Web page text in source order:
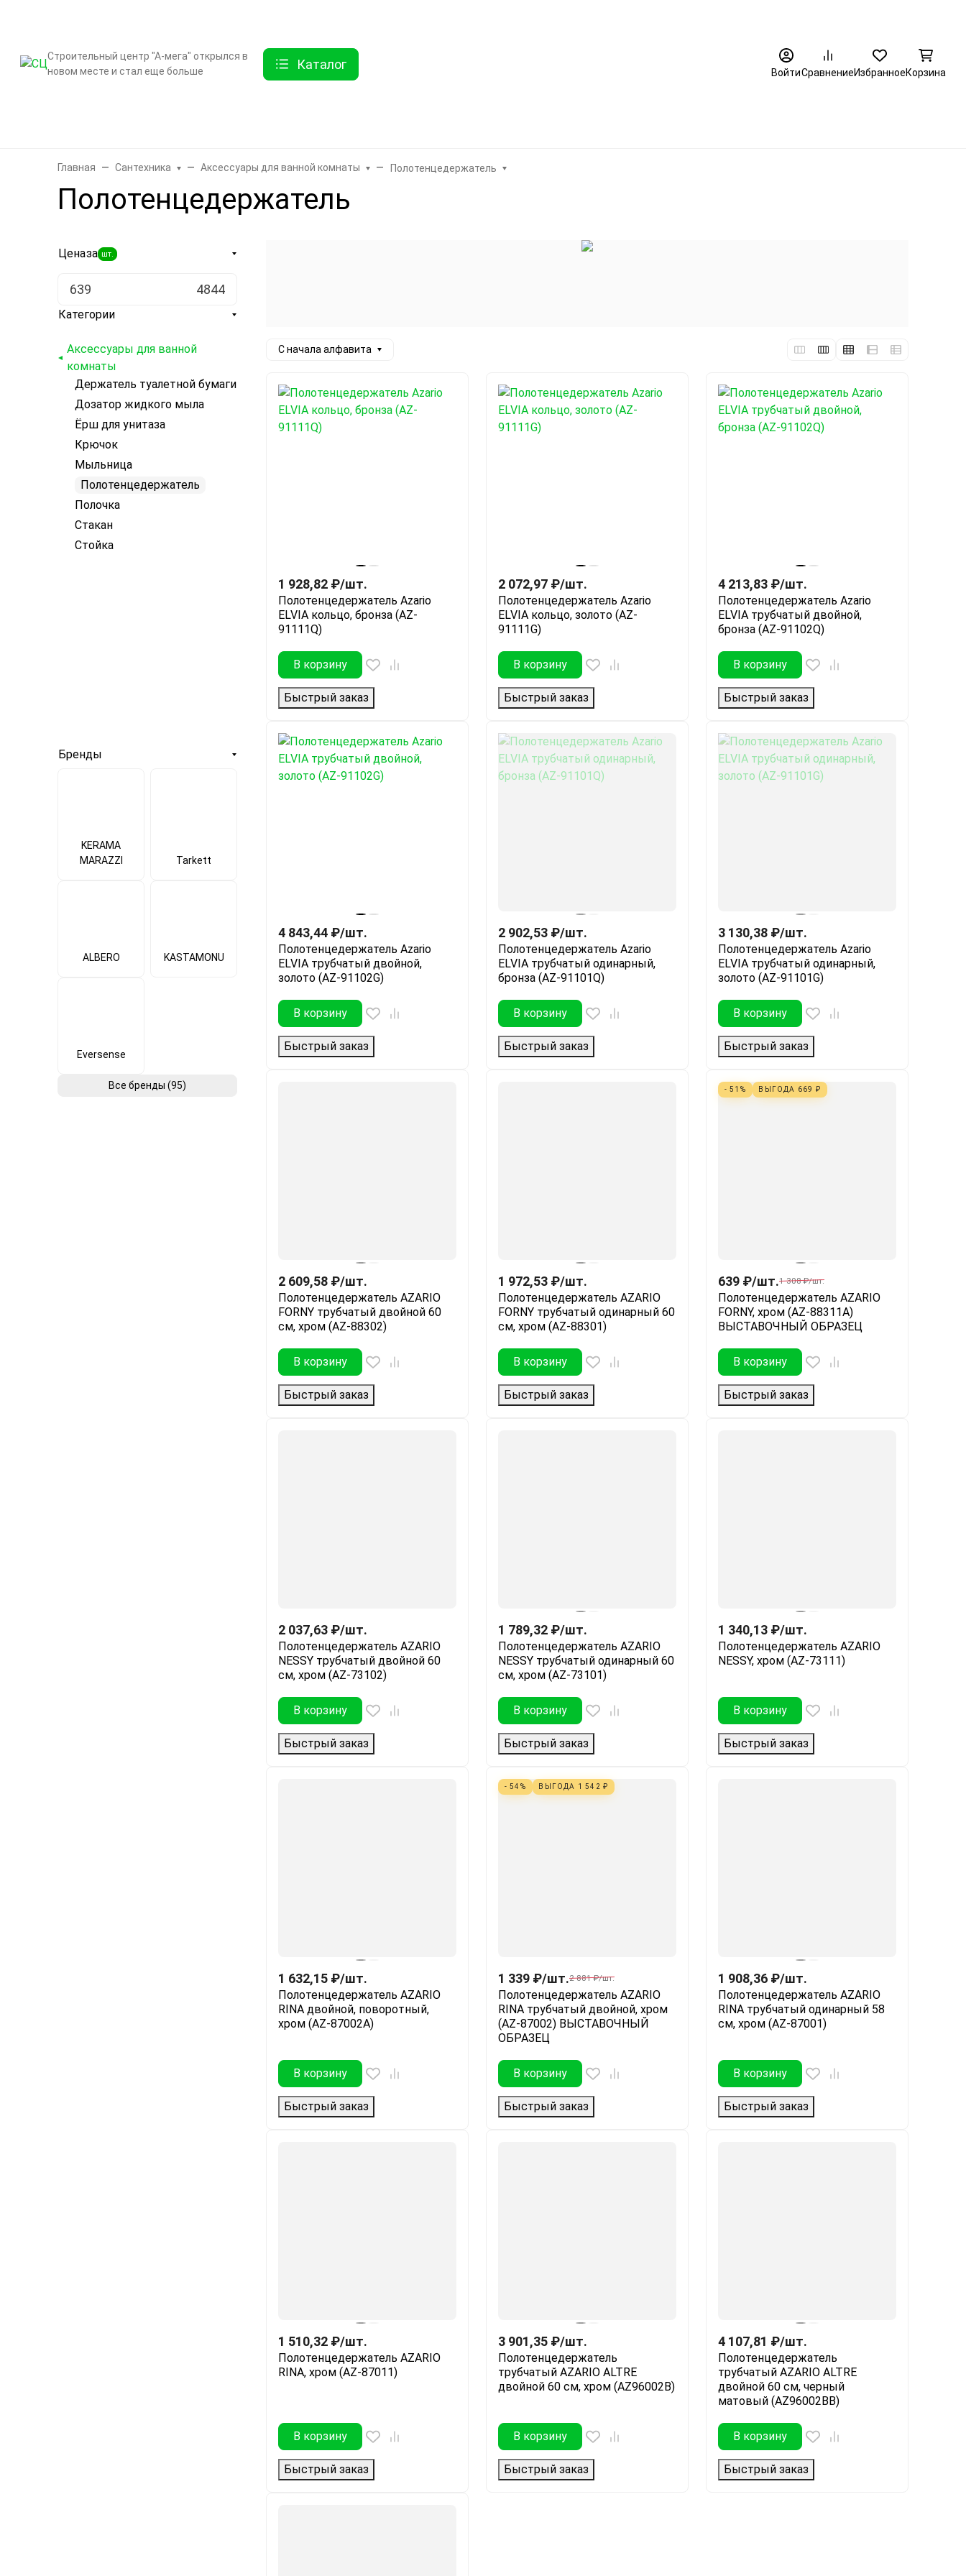
Строительный центр "А-мега" открылся в
новом месте и стал еще больше
Каталог
ВойтиСравнениеИзбранноеКорзина
Главная Сантехника Аксессуары для ванной комнаты Полотенцедержатель
Полотенцедержатель
Ценаза шт.
Категории
Аксессуары для ванной
комнаты
Держатель туалетной бумаги
Дозатор жидкого мыла
Ёрш для унитаза
Крючок
Мыльница
Полотенцедержатель
Полочка
Стакан
Стойка
Бренды
KERAMA
MARAZZI
Tarkett
ALBERO KASTAMONU
Eversense
Все бренды (95)
С начала алфавита
1 928,82 ₽/шт.
Полотенцедержатель Azario
ELVIA кольцо, бронза (AZ-
91111Q)
В корзину
Быстрый заказ
2 072,97 ₽/шт.
Полотенцедержатель Azario
ELVIA кольцо, золото (AZ-
91111G)
В корзину
Быстрый заказ
4 213,83 ₽/шт.
Полотенцедержатель Azario
ELVIA трубчатый двойной,
бронза (AZ-91102Q)
В корзину
Быстрый заказ
4 843,44 ₽/шт.
Полотенцедержатель Azario
ELVIA трубчатый двойной,
золото (AZ-91102G)
В корзину
Быстрый заказ
2 902,53 ₽/шт.
Полотенцедержатель Azario
ELVIA трубчатый одинарный,
бронза (AZ-91101Q)
В корзину
Быстрый заказ
3 130,38 ₽/шт.
Полотенцедержатель Azario
ELVIA трубчатый одинарный,
золото (AZ-91101G)
В корзину
Быстрый заказ
2 609,58 ₽/шт.
Полотенцедержатель AZARIO
FORNY трубчатый двойной 60
см, хром (AZ-88302)
В корзину
Быстрый заказ
1 972,53 ₽/шт.
Полотенцедержатель AZARIO
FORNY трубчатый одинарный 60
см, хром (AZ-88301)
В корзину
Быстрый заказ
- 51% ВЫГОДА 669 ₽
639 ₽/шт.1 308 ₽/шт.
Полотенцедержатель AZARIO
FORNY, хром (AZ-88311A)
ВЫСТАВОЧНЫЙ ОБРАЗЕЦ
В корзину
Быстрый заказ
2 037,63 ₽/шт.
Полотенцедержатель AZARIO
NESSY трубчатый двойной 60
см, хром (AZ-73102)
В корзину
Быстрый заказ
1 789,32 ₽/шт.
Полотенцедержатель AZARIO
NESSY трубчатый одинарный 60
см, хром (AZ-73101)
В корзину
Быстрый заказ
1 340,13 ₽/шт.
Полотенцедержатель AZARIO
NESSY, хром (AZ-73111)
В корзину
Быстрый заказ
1 632,15 ₽/шт.
Полотенцедержатель AZARIO
RINA двойной, поворотный,
хром (AZ-87002A)
В корзину
Быстрый заказ
- 54% ВЫГОДА 1 542 ₽
1 339 ₽/шт.2 881 ₽/шт.
Полотенцедержатель AZARIO
RINA трубчатый двойной, хром
(AZ-87002) ВЫСТАВОЧНЫЙ
ОБРАЗЕЦ
В корзину
Быстрый заказ
1 908,36 ₽/шт.
Полотенцедержатель AZARIO
RINA трубчатый одинарный 58
см, хром (AZ-87001)
В корзину
Быстрый заказ
1 510,32 ₽/шт.
Полотенцедержатель AZARIO
RINA, хром (AZ-87011)
В корзину
Быстрый заказ
3 901,35 ₽/шт.
Полотенцедержатель
трубчатый AZARIO ALTRE
двойной 60 см, хром (AZ96002B)
В корзину
Быстрый заказ
4 107,81 ₽/шт.
Полотенцедержатель
трубчатый AZARIO ALTRE
двойной 60 см, черный
матовый (AZ96002BB)
В корзину
Быстрый заказ